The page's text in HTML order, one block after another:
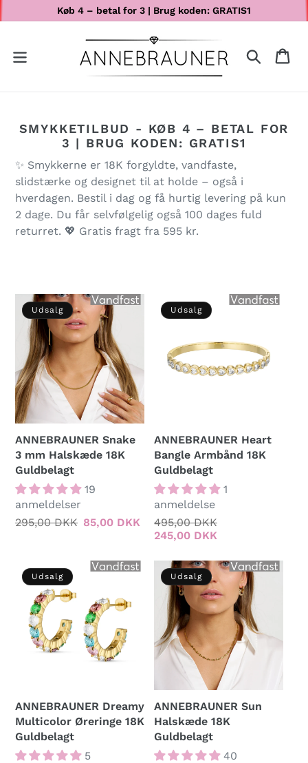
GÅ TIL INDHOLDKøb 4 – betal for 3 | Brug koden: GRATIS1
SMYKKETILBUD - KØB 4 – BETAL FOR
3 | BRUG KODEN: GRATIS1
✨ Smykkerne er 18K forgyldte, vandfaste,
slidstærke og designet til at holde – også i
hverdagen. Bestil i dag og få hurtig levering på kun
2 dage. Du får selvfølgelig også 100 dages fuld
returret. 💖 Gratis fragt fra 595 kr.
Udsalg
ANNEBRAUNER Snake
3 mm Halskæde 18K
Guldbelagt
19
anmeldelser
Normalpris
295,00 DKK Udsalgspris
85,00 DKK
Udsalg
ANNEBRAUNER Heart
Bangle Armbånd 18K
Guldbelagt
1
anmeldelse
Normalpris
495,00 DKK
245,00 DKK
Udsalg
ANNEBRAUNER Dreamy
Multicolor Øreringe 18K
Guldbelagt
5
Udsalg
ANNEBRAUNER Sun
Halskæde 18K
Guldbelagt
40